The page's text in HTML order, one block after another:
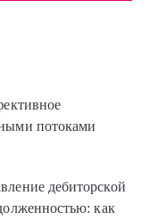
потоками
дебиторской
как